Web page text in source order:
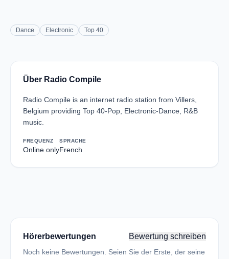
Dance Electronic Top 40
Über Radio Compile
Radio Compile is an internet radio station from Villers,
Belgium providing Top 40-Pop, Electronic-Dance, R&B
music.
FREQUENZ
Online only
SPRACHE
French
Hörerbewertungen Bewertung schreiben
Noch keine Bewertungen. Seien Sie der Erste, der seine